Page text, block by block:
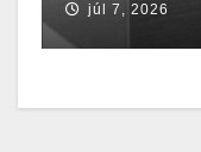
júl 7, 2026